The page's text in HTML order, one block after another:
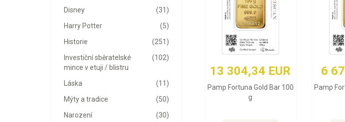
(31)
Disney
(5)
Harry Potter
(251)
Historie
(102)
Investiční sběratelské
mince v etuji / blistru
(11)
Láska
(50)
Mýty a tradice
(30)
Narození
13 304,34 EUR
Pamp Fortuna Gold Bar 100
g
6
Pamp